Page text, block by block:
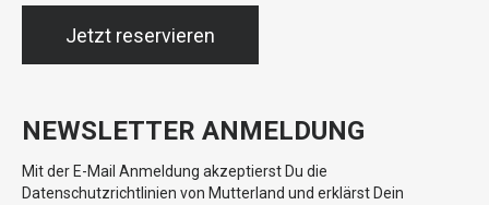
Jetzt reservieren
NEWSLETTER ANMELDUNG
Mit der E-Mail Anmeldung akzeptierst Du die
Datenschutzrichtlinien von Mutterland und erklärst Dein